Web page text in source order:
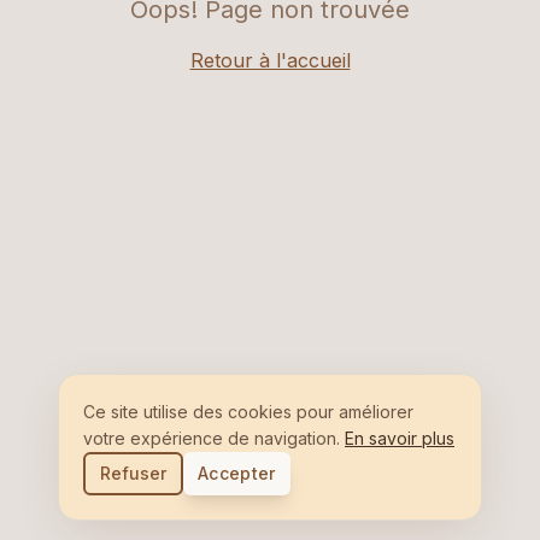
Oops! Page non trouvée
Retour à l'accueil
Ce site utilise des cookies pour améliorer
votre expérience de navigation. En savoir plus
Refuser
Accepter